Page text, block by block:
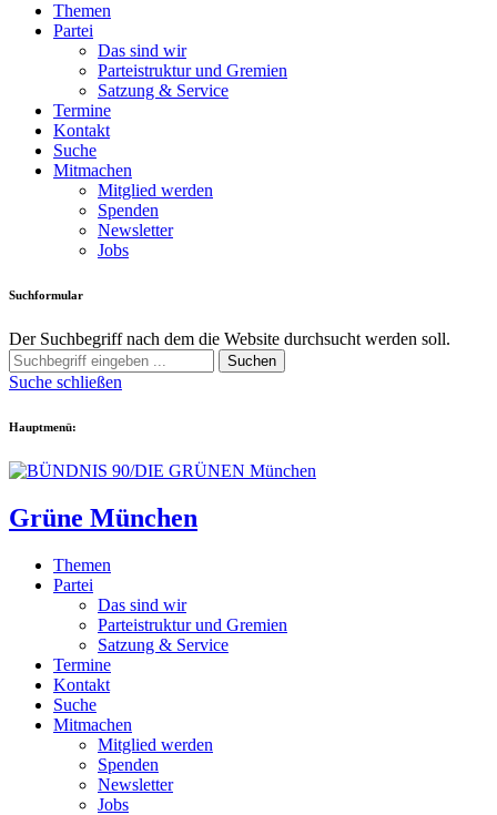
Themen
Partei
Das sind wir
Parteistruktur und Gremien
Satzung & Service
Termine
Kontakt
Suche
Mitmachen
Mitglied werden
Spenden
Newsletter
Jobs
Suchformular
Der Suchbegriff nach dem die Website durchsucht werden soll.
Suchen
Suche schließen
Hauptmenü:
Grüne München
Themen
Partei
Das sind wir
Parteistruktur und Gremien
Satzung & Service
Termine
Kontakt
Suche
Mitmachen
Mitglied werden
Spenden
Newsletter
Jobs